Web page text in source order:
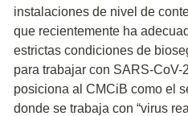
instalaciones de nivel de
que recientemente ha
estrictas condiciones de
para trabajar con SARS-CoV-
posiciona al CMCiB como el
donde se trabaja con “virus